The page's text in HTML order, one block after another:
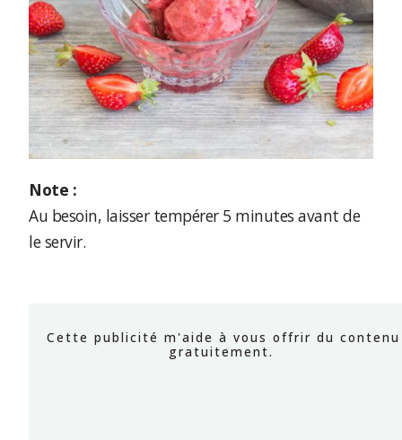
Note :
Au besoin, laisser tempérer 5 minutes avant de
le servir.